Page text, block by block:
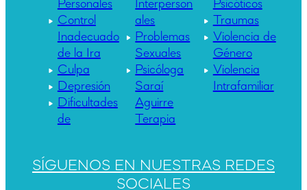
Personales
Control
Inadecuado
de la Ira
Culpa
Depresión
Dificultades
de
Interperson
ales
Problemas
Sexuales
Psicóloga
Saraí
Aguirre
Terapia
Psicóticos
Traumas
Violencia de
Género
Violencia
Intrafamiliar
SÍGUENOS EN NUESTRAS REDES
SOCIALES